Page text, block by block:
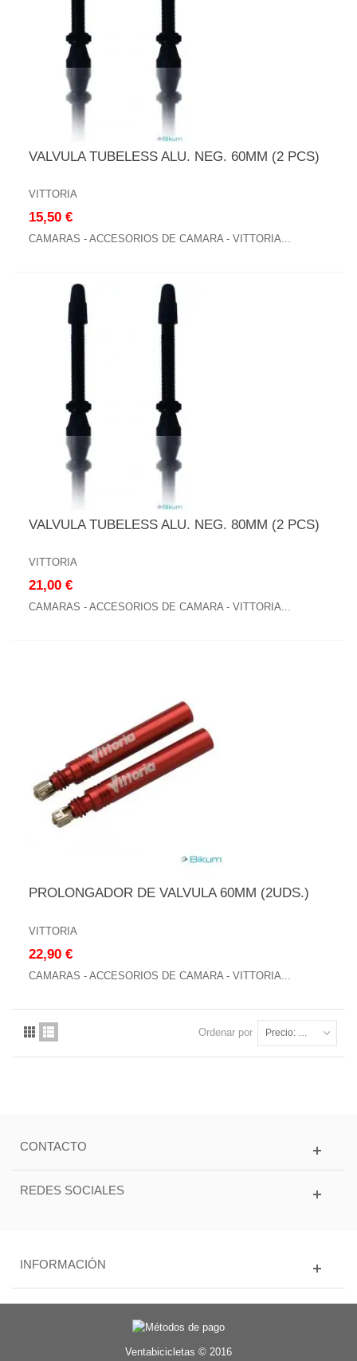
VALVULA TUBELESS ALU. NEG. 60MM (2 PCS)
VITTORIA
15,50 €
CAMARAS - ACCESORIOS DE CAMARA - VITTORIA...
VALVULA TUBELESS ALU. NEG. 80MM (2 PCS)
VITTORIA
21,00 €
CAMARAS - ACCESORIOS DE CAMARA - VITTORIA...
PROLONGADOR DE VALVULA 60MM (2UDS.)
VITTORIA
22,90 €
CAMARAS - ACCESORIOS DE CAMARA - VITTORIA...
Ordenar por
CONTACTO
REDES SOCIALES
INFORMACIÓN
Ventabicicletas © 2016